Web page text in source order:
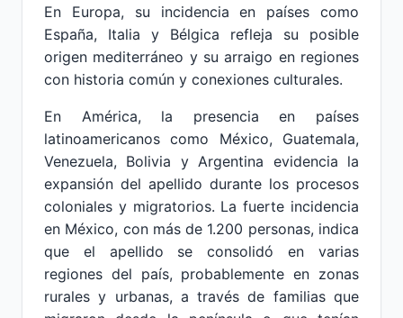
En Europa, su incidencia en países como
España, Italia y Bélgica refleja su posible
origen mediterráneo y su arraigo en regiones
con historia común y conexiones culturales.
En América, la presencia en países
latinoamericanos como México, Guatemala,
Venezuela, Bolivia y Argentina evidencia la
expansión del apellido durante los procesos
coloniales y migratorios. La fuerte incidencia
en México, con más de 1.200 personas, indica
que el apellido se consolidó en varias
regiones del país, probablemente en zonas
rurales y urbanas, a través de familias que